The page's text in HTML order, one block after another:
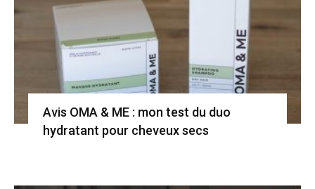
Avis OMA & ME : mon test du duo
hydratant pour cheveux secs